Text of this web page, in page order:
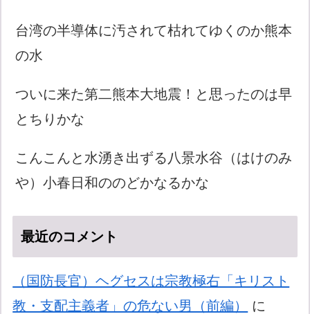
台湾の半導体に汚されて枯れてゆくのか熊本
の水
ついに来た第二熊本大地震！と思ったのは早
とちりかな
こんこんと水湧き出ずる八景水谷（はけのみ
や）小春日和ののどかなるかな
最近のコメント
（国防長官）ヘグセスは宗教極右「キリスト
教・支配主義者」の危ない男（前編）
に